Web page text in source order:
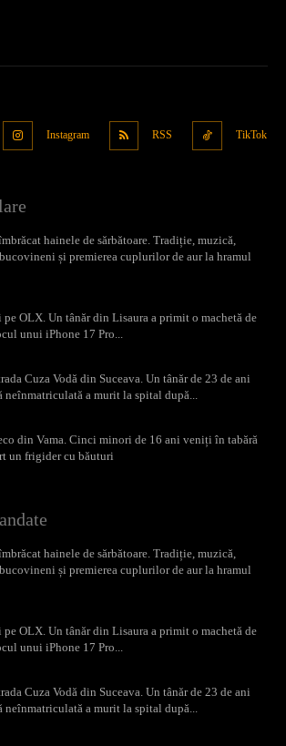
Instagram RSS TikTok
hainele de sărbătoare. Tradiție, muzică,
și premierea cuplurilor de aur la hramul
pe OLX. Un tânăr din Lisaura a primit o machetă de
unui iPhone 17 Pro...
Cuza Vodă din Suceava. Un tânăr de 23 de ani
neînmatriculată a murit la spital după...
din Vama. Cinci minori de 16 ani veniți în tabără
un frigider cu băuturi
hainele de sărbătoare. Tradiție, muzică,
și premierea cuplurilor de aur la hramul
pe OLX. Un tânăr din Lisaura a primit o machetă de
unui iPhone 17 Pro...
Cuza Vodă din Suceava. Un tânăr de 23 de ani
neînmatriculată a murit la spital după...